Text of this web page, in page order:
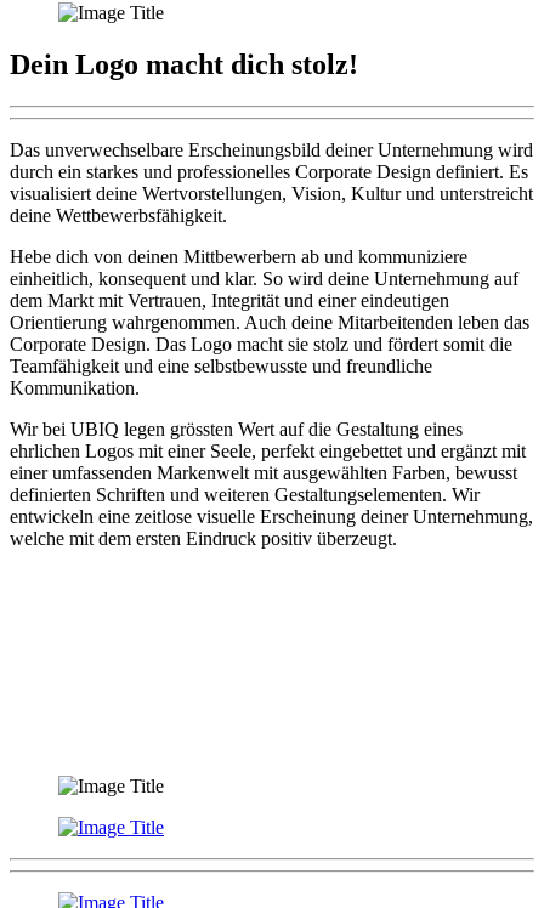
Dein Logo macht dich stolz!
Das unverwechselbare Erscheinungsbild deiner Unternehmung wird
durch ein starkes und professionelles Corporate Design definiert. Es
visualisiert deine Wertvorstellungen, Vision, Kultur und unterstreicht
deine Wettbewerbsfähigkeit.
Hebe dich von deinen Mittbewerbern ab und kommuniziere
einheitlich, konsequent und klar. So wird deine Unternehmung auf
dem Markt mit Vertrauen, Integrität und einer eindeutigen
Orientierung wahrgenommen. Auch deine Mitarbeitenden leben das
Corporate Design. Das Logo macht sie stolz und fördert somit die
Teamfähigkeit und eine selbstbewusste und freundliche
Kommunikation.
Wir bei UBIQ legen grössten Wert auf die Gestaltung eines
ehrlichen Logos mit einer Seele, perfekt eingebettet und ergänzt mit
einer umfassenden Markenwelt mit ausgewählten Farben, bewusst
definierten Schriften und weiteren Gestaltungselementen. Wir
entwickeln eine zeitlose visuelle Erscheinung deiner Unternehmung,
welche mit dem ersten Eindruck positiv überzeugt.